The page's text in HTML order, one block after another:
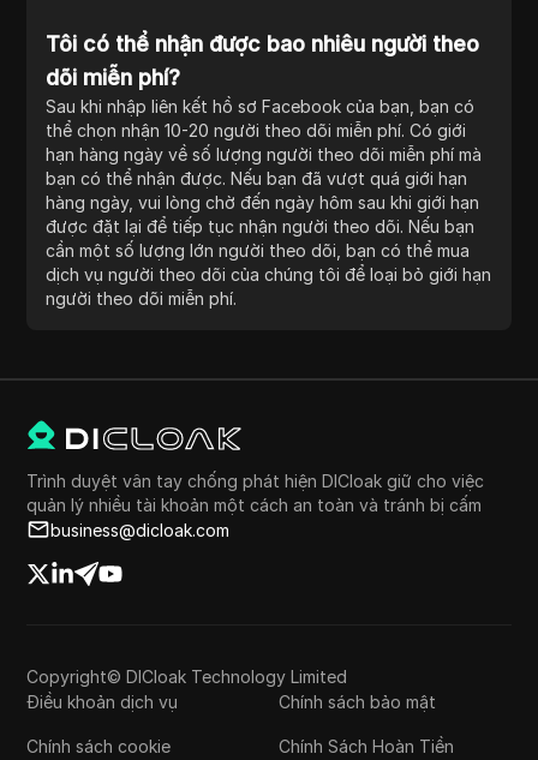
Tôi có thể nhận được bao nhiêu người theo
dõi miễn phí?
Sau khi nhập liên kết hồ sơ Facebook của bạn, bạn có
thể chọn nhận 10-20 người theo dõi miễn phí. Có giới
hạn hàng ngày về số lượng người theo dõi miễn phí mà
bạn có thể nhận được. Nếu bạn đã vượt quá giới hạn
hàng ngày, vui lòng chờ đến ngày hôm sau khi giới hạn
được đặt lại để tiếp tục nhận người theo dõi. Nếu bạn
cần một số lượng lớn người theo dõi, bạn có thể mua
dịch vụ người theo dõi của chúng tôi để loại bỏ giới hạn
người theo dõi miễn phí.
Trình duyệt vân tay chống phát hiện DICloak giữ cho việc
quản lý nhiều tài khoản một cách an toàn và tránh bị cấm
business@dicloak.com
Copyright© DICloak Technology Limited
Điều khoản dịch vụ
Chính sách bảo mật
Chính sách cookie Chính Sách Hoàn Tiền